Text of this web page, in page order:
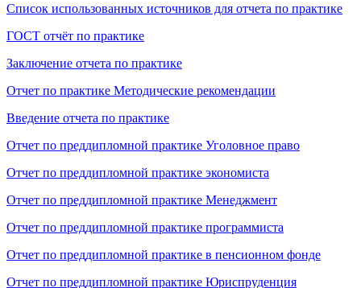
Список использованных источников для отчета по практике
ГОСТ отчёт по практике
Заключение отчета по практике
Отчет по практике Методические рекомендации
Введение отчета по практике
Отчет по преддипломной практике Уголовное право
Отчет по преддипломной практике экономиста
Отчет по преддипломной практике Менеджмент
Отчет по преддипломной практике программиста
Отчет по преддипломной практике в пенсионном фонде
Отчет по преддипломной практике Юриспруденция